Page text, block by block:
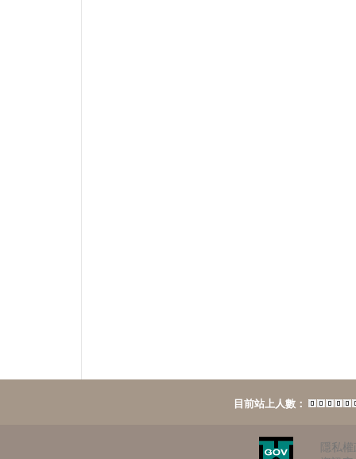
目前站上人數：
隱私